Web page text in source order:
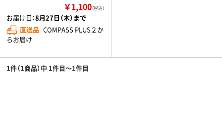
￥1,100（税込）
お届け日：8月27日（木）まで
直送品 COMPASS PLUS２か
らお届け
1件（1商品）中 1件目～1件目